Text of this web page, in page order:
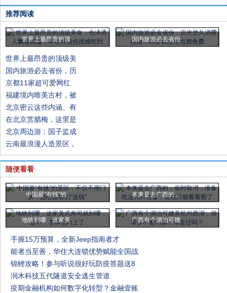
推荐阅读
世界上最昂贵的顶 国内旅游必去省份
世界上最昂贵的顶级美
国内旅游必去省份，历
京都11家超可爱网红
福建境内唯美古村，被
北京密云这些内涵、有
在北京赏腊梅，这里是
北京周边游：国子监成
云南最浪漫人造景区，
随便看看
中国最“有钱”的 本来是去广西的，
地铁到哪，这家美 广西有个湖泊可媲
手握15万预算，全新Jeep指南者才
能者当至善，华住大连锁优势赋能全国战
锦鲤攻略！参与听说很好玩防疫答题送8
润木科技五代隧道安全逃生管道
疫期金融机构如何数字化转型？金融壹账